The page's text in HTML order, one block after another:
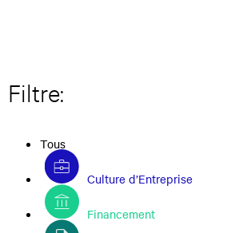
Filtre:
Tous
Culture d’Entreprise
Financement